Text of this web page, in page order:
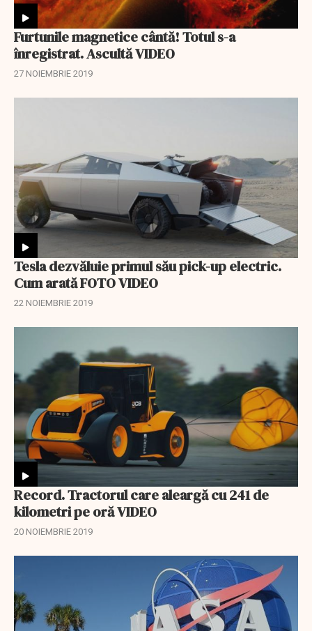
Furtunile magnetice cântă! Totul s-a
înregistrat. Ascultă VIDEO
27 NOIEMBRIE 2019
Tesla dezvăluie primul său pick-up electric.
Cum arată FOTO VIDEO
22 NOIEMBRIE 2019
Record. Tractorul care aleargă cu 241 de
kilometri pe oră VIDEO
20 NOIEMBRIE 2019